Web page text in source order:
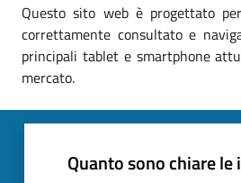
Questo sito web è progettato
correttamente consultato e
principali tablet e smartphone
mercato.
Quanto sono chiare